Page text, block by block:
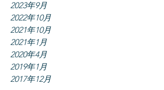
2023年9月
2022年10月
2021年10月
2021年1月
2020年4月
2019年1月
2017年12月